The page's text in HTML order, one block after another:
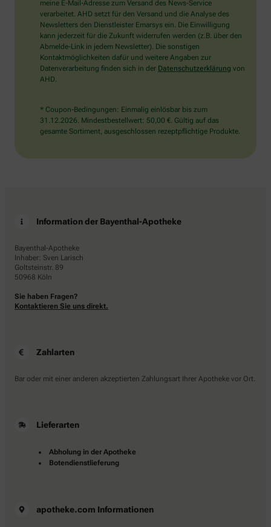
Sie
bitte
den
Stern.
meine E-Mail-Adresse zum Versand des News-Service
verarbeitet. AHD setzt für den Versand und die Analyse des
Newsletters den Dienstleister Emarsys ein. Die Einwilligung
kann jederzeit für die Zukunft widerrufen werden (z.B. über den
Abmelde-Link in jedem Newsletter). Die sonstigen
Kontaktmöglichkeiten dafür und weitere Angaben zur
Datenverarbeitung finden sich in der Datenschutzerklärung von
AHD.
* Coupon-Bedingungen: Einmalig einlösbar bis zum
31.12.2026. Mindestbestellwert: 50,00 €. Gültig auf das
gesamte Sortiment, ausgeschlossen rezeptpflichtige Produkte.
Information der Bayenthal-Apotheke
Bayenthal-Apotheke
Inhaber: Sven Larisch
Goltsteinstr. 89
50968 Köln
Sie haben Fragen?
Kontaktieren Sie uns direkt.
Zahlarten
Bar oder mit einer anderen akzeptierten Zahlungsart Ihrer Apotheke vor Ort.
Lieferarten
Abholung in der Apotheke
Botendienstlieferung
apotheke.com Informationen